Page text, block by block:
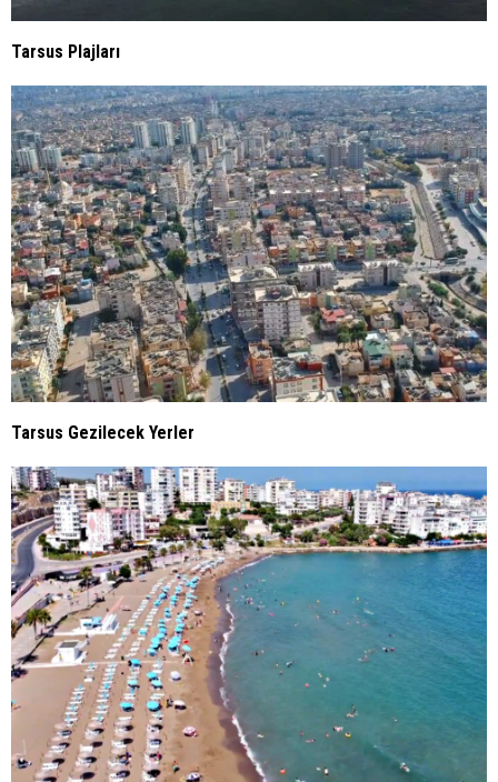
Tarsus Plajları
Tarsus Gezilecek Yerler